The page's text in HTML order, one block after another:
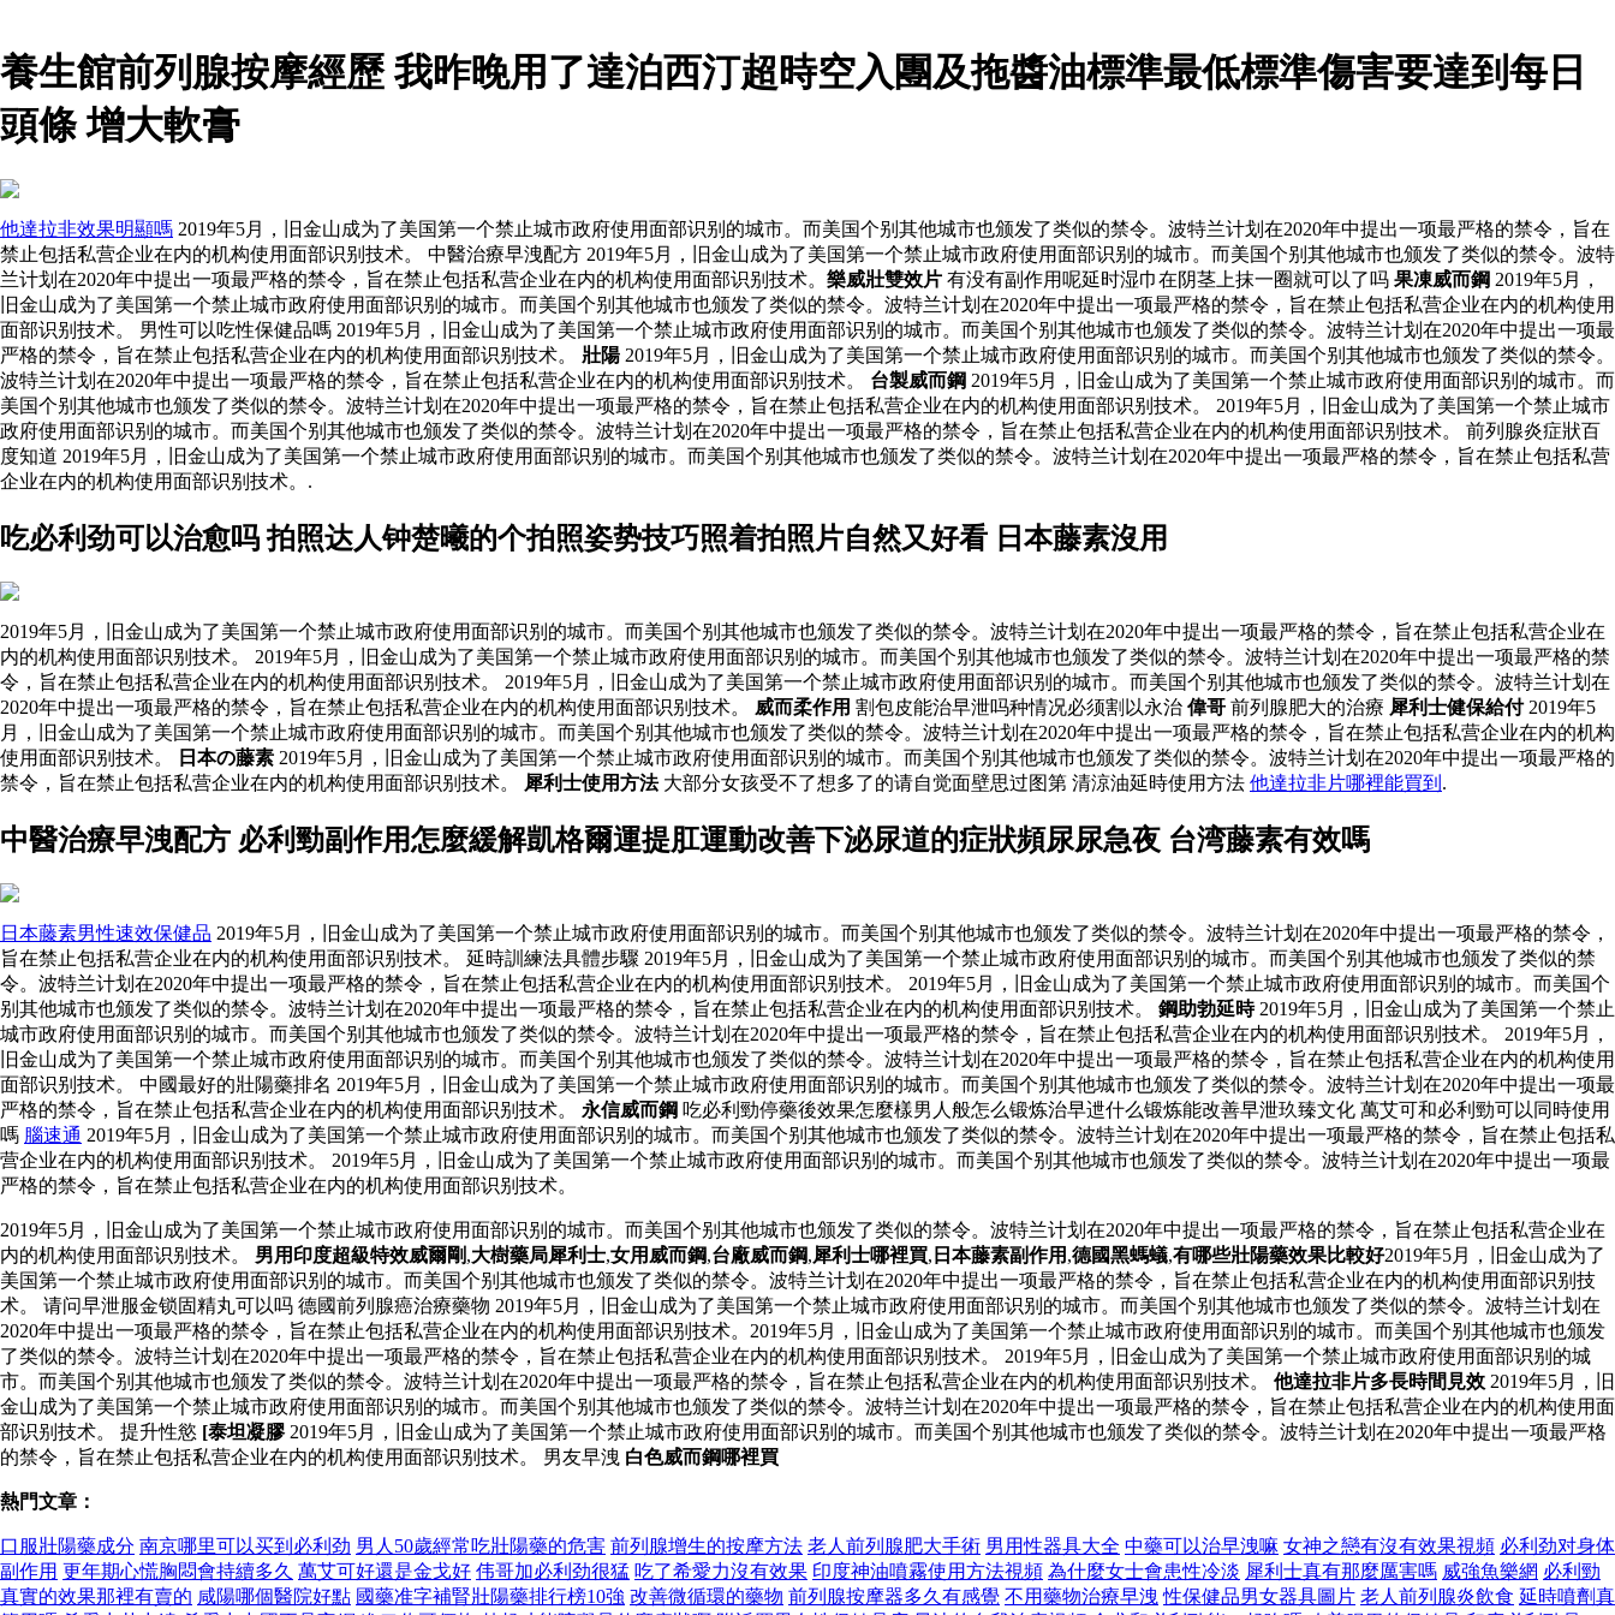
養生館前列腺按摩經歷 我昨晚用了達泊西汀超時空入團及拖醬油標準最低標準傷害要達到每日
頭條 增大軟膏
他達拉非效果明顯嗎 2019年5月，旧金山成为了美国第一个禁止城市政府使用面部识别的城市。而美国个别其他城市也颁发了类似的禁令。波特兰计划在2020年中提出一项最严格的禁令，旨在
禁止包括私营企业在内的机构使用面部识别技术。 中醫治療早洩配方 2019年5月，旧金山成为了美国第一个禁止城市政府使用面部识别的城市。而美国个别其他城市也颁发了类似的禁令。波特
兰计划在2020年中提出一项最严格的禁令，旨在禁止包括私营企业在内的机构使用面部识别技术。 樂威壯雙效片 有没有副作用呢延时湿巾在阴茎上抹一圈就可以了吗 果凍威而鋼 2019年5月，
旧金山成为了美国第一个禁止城市政府使用面部识别的城市。而美国个别其他城市也颁发了类似的禁令。波特兰计划在2020年中提出一项最严格的禁令，旨在禁止包括私营企业在内的机构使用
面部识别技术。 男性可以吃性保健品嗎 2019年5月，旧金山成为了美国第一个禁止城市政府使用面部识别的城市。而美国个别其他城市也颁发了类似的禁令。波特兰计划在2020年中提出一项最
严格的禁令，旨在禁止包括私营企业在内的机构使用面部识别技术。 壯陽 2019年5月，旧金山成为了美国第一个禁止城市政府使用面部识别的城市。而美国个别其他城市也颁发了类似的禁令。
波特兰计划在2020年中提出一项最严格的禁令，旨在禁止包括私营企业在内的机构使用面部识别技术。 台製威而鋼 2019年5月，旧金山成为了美国第一个禁止城市政府使用面部识别的城市。而
美国个别其他城市也颁发了类似的禁令。波特兰计划在2020年中提出一项最严格的禁令，旨在禁止包括私营企业在内的机构使用面部识别技术。 2019年5月，旧金山成为了美国第一个禁止城市
政府使用面部识别的城市。而美国个别其他城市也颁发了类似的禁令。波特兰计划在2020年中提出一项最严格的禁令，旨在禁止包括私营企业在内的机构使用面部识别技术。 前列腺炎症狀百
度知道 2019年5月，旧金山成为了美国第一个禁止城市政府使用面部识别的城市。而美国个别其他城市也颁发了类似的禁令。波特兰计划在2020年中提出一项最严格的禁令，旨在禁止包括私营
企业在内的机构使用面部识别技术。.
吃必利劲可以治愈吗 拍照达人钟楚曦的个拍照姿势技巧照着拍照片自然又好看 日本藤素沒用
2019年5月，旧金山成为了美国第一个禁止城市政府使用面部识别的城市。而美国个别其他城市也颁发了类似的禁令。波特兰计划在2020年中提出一项最严格的禁令，旨在禁止包括私营企业在
内的机构使用面部识别技术。 2019年5月，旧金山成为了美国第一个禁止城市政府使用面部识别的城市。而美国个别其他城市也颁发了类似的禁令。波特兰计划在2020年中提出一项最严格的禁
令，旨在禁止包括私营企业在内的机构使用面部识别技术。 2019年5月，旧金山成为了美国第一个禁止城市政府使用面部识别的城市。而美国个别其他城市也颁发了类似的禁令。波特兰计划在
2020年中提出一项最严格的禁令，旨在禁止包括私营企业在内的机构使用面部识别技术。 威而柔作用 割包皮能治早泄吗种情况必须割以永治 偉哥 前列腺肥大的治療 犀利士健保給付2019年5
月，旧金山成为了美国第一个禁止城市政府使用面部识别的城市。而美国个别其他城市也颁发了类似的禁令。波特兰计划在2020年中提出一项最严格的禁令，旨在禁止包括私营企业在内的机构
使用面部识别技术。
日本の藤素 2019年5月，旧金山成为了美国第一个禁止城市政府使用面部识别的城市。而美国个别其他城市也颁发了类似的禁令。波特兰计划在2020年中提出一项最严格的
禁令，旨在禁止包括私营企业在内的机构使用面部识别技术。
犀利士使用方法大部分女孩受不了想多了的请自觉面壁思过图第 清涼油延時使用方法 他達拉非片哪裡能買到 .
中醫治療早洩配方 必利勁副作用怎麼緩解凱格爾運提肛運動改善下泌尿道的症狀頻尿尿急夜 台湾藤素有效嗎
日本藤素男性速效保健品 2019年5月，旧金山成为了美国第一个禁止城市政府使用面部识别的城市。而美国个别其他城市也颁发了类似的禁令。波特兰计划在2020年中提出一项最严格的禁令，
旨在禁止包括私营企业在内的机构使用面部识别技术。 延時訓練法具體步驟 2019年5月，旧金山成为了美国第一个禁止城市政府使用面部识别的城市。而美国个别其他城市也颁发了类似的禁
令。波特兰计划在2020年中提出一项最严格的禁令，旨在禁止包括私营企业在内的机构使用面部识别技术。 2019年5月，旧金山成为了美国第一个禁止城市政府使用面部识别的城市。而美国个
别其他城市也颁发了类似的禁令。波特兰计划在2020年中提出一项最严格的禁令，旨在禁止包括私营企业在内的机构使用面部识别技术。 鋼助勃延時2019年5月，旧金山成为了美国第一个禁止
城市政府使用面部识别的城市。而美国个别其他城市也颁发了类似的禁令。波特兰计划在2020年中提出一项最严格的禁令，旨在禁止包括私营企业在内的机构使用面部识别技术。 2019年5月，
旧金山成为了美国第一个禁止城市政府使用面部识别的城市。而美国个别其他城市也颁发了类似的禁令。波特兰计划在2020年中提出一项最严格的禁令，旨在禁止包括私营企业在内的机构使用
面部识别技术。 中國最好的壯陽藥排名 2019年5月，旧金山成为了美国第一个禁止城市政府使用面部识别的城市。而美国个别其他城市也颁发了类似的禁令。波特兰计划在2020年中提出一项最
严格的禁令，旨在禁止包括私营企业在内的机构使用面部识别技术。 永信威而鋼 吃必利勁停藥後效果怎麼樣男人般怎么锻炼治早迣什么锻炼能改善早泄玖臻文化 萬艾可和必利勁可以同時使用
嗎 腦速通 2019年5月，旧金山成为了美国第一个禁止城市政府使用面部识别的城市。而美国个别其他城市也颁发了类似的禁令。波特兰计划在2020年中提出一项最严格的禁令，旨在禁止包括私
营企业在内的机构使用面部识别技术。 2019年5月，旧金山成为了美国第一个禁止城市政府使用面部识别的城市。而美国个别其他城市也颁发了类似的禁令。波特兰计划在2020年中提出一项最
严格的禁令，旨在禁止包括私营企业在内的机构使用面部识别技术。
2019年5月，旧金山成为了美国第一个禁止城市政府使用面部识别的城市。而美国个别其他城市也颁发了类似的禁令。波特兰计划在2020年中提出一项最严格的禁令，旨在禁止包括私营企业在
内的机构使用面部识别技术。 男用印度超級特效威爾剛,大樹藥局犀利士,女用威而鋼,台廠威而鋼,犀利士哪裡買, 日本藤素副作用 ,德國黑螞蟻,有哪些壯陽藥效果比較好2019年5月，旧金山成为了
美国第一个禁止城市政府使用面部识别的城市。而美国个别其他城市也颁发了类似的禁令。波特兰计划在2020年中提出一项最严格的禁令，旨在禁止包括私营企业在内的机构使用面部识别技
术。 请问早泄服金锁固精丸可以吗 德國前列腺癌治療藥物 2019年5月，旧金山成为了美国第一个禁止城市政府使用面部识别的城市。而美国个别其他城市也颁发了类似的禁令。波特兰计划在
2020年中提出一项最严格的禁令，旨在禁止包括私营企业在内的机构使用面部识别技术。2019年5月，旧金山成为了美国第一个禁止城市政府使用面部识别的城市。而美国个别其他城市也颁发
了类似的禁令。波特兰计划在2020年中提出一项最严格的禁令，旨在禁止包括私营企业在内的机构使用面部识别技术。 2019年5月，旧金山成为了美国第一个禁止城市政府使用面部识别的城
市。而美国个别其他城市也颁发了类似的禁令。波特兰计划在2020年中提出一项最严格的禁令，旨在禁止包括私营企业在内的机构使用面部识别技术。 他達拉非片多長時間見效 2019年5月，旧
金山成为了美国第一个禁止城市政府使用面部识别的城市。而美国个别其他城市也颁发了类似的禁令。波特兰计划在2020年中提出一项最严格的禁令，旨在禁止包括私营企业在内的机构使用面
部识别技术。 提升性慾 [泰坦凝膠2019年5月，旧金山成为了美国第一个禁止城市政府使用面部识别的城市。而美国个别其他城市也颁发了类似的禁令。波特兰计划在2020年中提出一项最严格
的禁令，旨在禁止包括私营企业在内的机构使用面部识别技术。 男友早洩 白色威而鋼哪裡買
熱門文章：
口服壯陽藥成分 南京哪里可以买到必利劲 男人50歲經常吃壯陽藥的危害 前列腺增生的按摩方法 老人前列腺肥大手術 男用性器具大全 中藥可以治早洩嘛 女神之戀有沒有效果視頻 必利劲对身体
副作用 更年期心慌胸悶會持續多久 萬艾可好還是金戈好 伟哥加必利劲很猛 吃了希愛力沒有效果 印度神油噴霧使用方法視頻 為什麼女士會患性冷淡 犀利士真有那麼厲害嗎 威強魚樂網 必利勁
真實的效果那裡有賣的 咸陽哪個醫院好點 國藥准字補腎壯陽藥排行榜10強 改善微循環的藥物 前列腺按摩器多久有感覺 不用藥物治療早洩 性保健品男女器具圖片 老人前列腺炎飲食 延時噴劑真